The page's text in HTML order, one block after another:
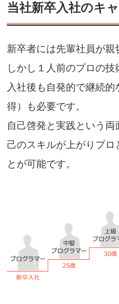
当社新卒入社のキ
新卒者には先輩社員が親
しかし１人前のプロの技
入社後も自発的で継続
得）も必要です。
自己啓発と実践という両
己のスキルが上がりプロ
とが可能です。